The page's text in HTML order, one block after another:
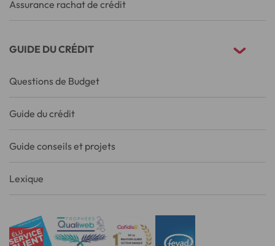
Assurance rachat de crédit
GUIDE DU CRÉDIT
Questions de Budget
Guide du crédit
Guide conseils et projets
Lexique